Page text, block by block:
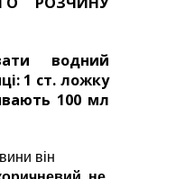
водний
1 ст. ложку
100 мл
він